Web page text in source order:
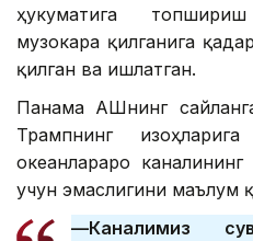
ҳукуматига
музокара қилганига
қилган ва ишлатган.
Панама АҚШнинг
Трампнинг
океанлараро
учун эмаслигини маълум
—Каналимиз